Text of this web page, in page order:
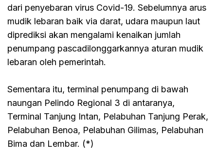
dari penyebaran virus Covid-19. Sebelumnya arus
mudik lebaran baik via darat, udara maupun laut
diprediksi akan mengalami kenaikan jumlah
penumpang pascadilonggarkannya aturan mudik
lebaran oleh pemerintah.
Sementara itu, terminal penumpang di bawah
naungan Pelindo Regional 3 di antaranya,
Terminal Tanjung Intan, Pelabuhan Tanjung Perak,
Pelabuhan Benoa, Pelabuhan Gilimas, Pelabuhan
Bima dan Lembar. (*)